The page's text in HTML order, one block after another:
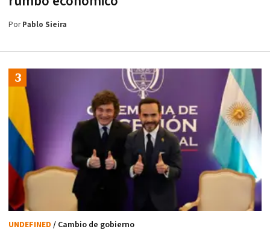
PorPablo Sieira
UNDEFINED / Cambio de gobierno